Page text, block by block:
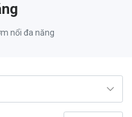
nổi đa năng